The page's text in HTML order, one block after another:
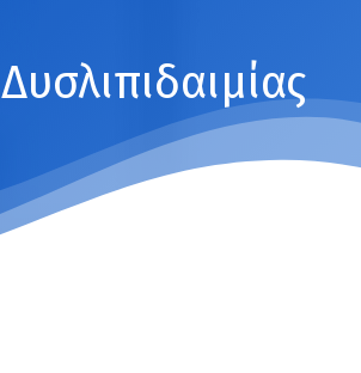
Δυσλιπιδαιμίας